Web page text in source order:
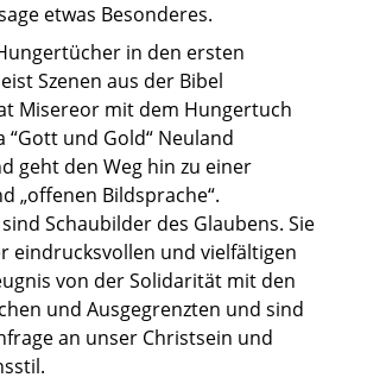
etwas Besonderes.
in den ersten
Szenen aus der Bibel
Misereor mit dem Hungertuch
“Gott und Gold“ Neuland
geht den Weg hin zu einer
„offenen Bildsprache“.
Schaubilder des Glaubens. Sie
eindrucksvollen und vielfältigen
von der Solidarität mit den
und Ausgegrenzten und sind
an unser Christsein und